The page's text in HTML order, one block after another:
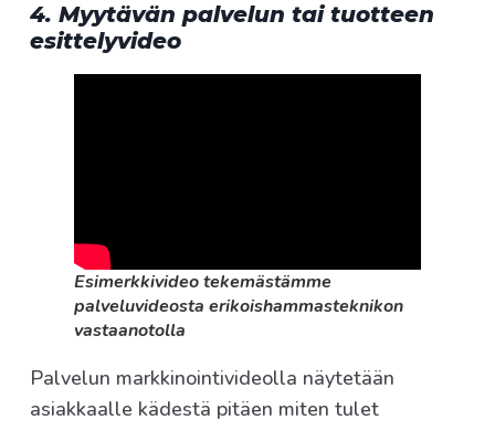
4. Myytävän palvelun tai tuotteen
esittelyvideo
Esimerkkivideo tekemästämme
palveluvideosta erikoishammasteknikon
vastaanotolla
Palvelun markkinointivideolla näytetään
asiakkaalle kädestä pitäen miten tulet